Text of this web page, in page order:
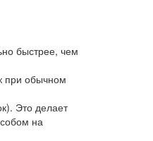
быстрее, чем
при обычном
Это делает
на